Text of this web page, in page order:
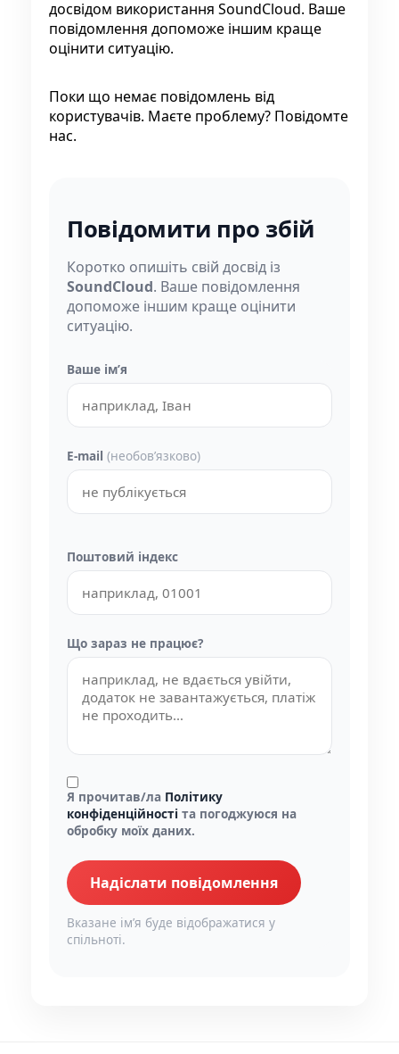
досвідом використання SoundCloud. Ваше
повідомлення допоможе іншим краще
оцінити ситуацію.
Поки що немає повідомлень від
користувачів. Маєте проблему? Повідомте
нас.
Повідомити про збій
Коротко опишіть свій досвід із
SoundCloud. Ваше повідомлення
допоможе іншим краще оцінити
ситуацію.
Ваше імʼя
E-mail (необовʼязково)
Поштовий індекс
Що зараз не працює?
Я прочитав/ла Політику
конфіденційності та погоджуюся на
обробку моїх даних.
Надіслати повідомлення
Вказане імʼя буде відображатися у
спільноті.